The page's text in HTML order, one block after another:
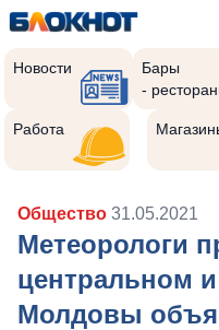
Новости
Бары
-
Работа
Общество 31.05.2021
Метеорологи
центральном
Молдовы